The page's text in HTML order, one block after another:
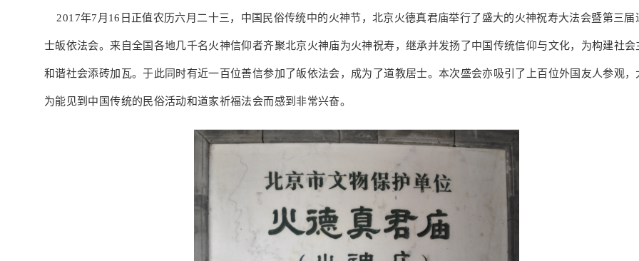
2017年7月16日正值农历六月二十三，中国民俗传统中的火神节，北京火德真君庙举行了盛大的火神祝寿大法会暨第三届
士皈依法会。来自全国各地几千名火神信仰者齐聚北京火神庙为火神祝寿，继承并发扬了中国传统信仰与文化，为构建社会
和谐社会添砖加瓦。于此同时有近一百位善信参加了皈依法会，成为了道教居士。本次盛会亦吸引了上百位外国友人参观，
为能见到中国传统的民俗活动和道家祈福法会而感到非常兴奋。